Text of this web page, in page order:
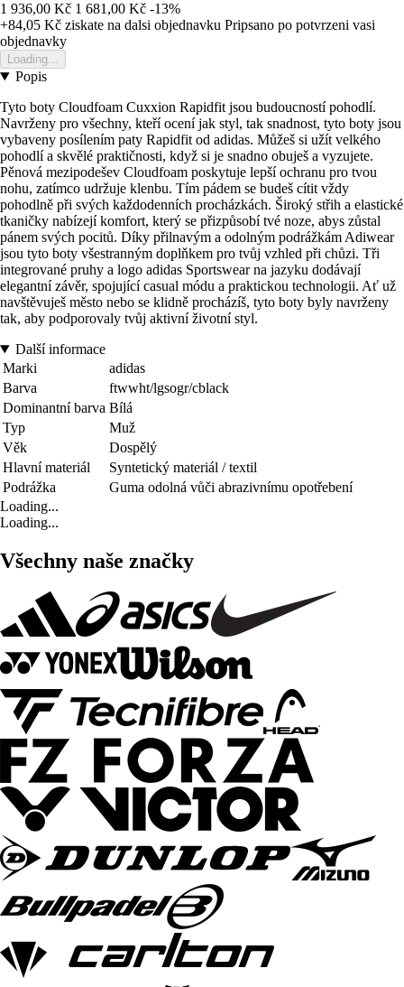
1 936,00 Kč 1 681,00 Kč -13%
+84,05 Kč ziskate na dalsi objednavku Pripsano po potvrzeni vasi
objednavky
Loading...
Popis
Tyto boty Cloudfoam Cuxxion Rapidfit jsou budoucností pohodlí.
Navrženy pro všechny, kteří ocení jak styl, tak snadnost, tyto boty jsou
vybaveny posílením paty Rapidfit od adidas. Můžeš si užít velkého
pohodlí a skvělé praktičnosti, když si je snadno obuješ a vyzujete.
Pěnová mezipodešev Cloudfoam poskytuje lepší ochranu pro tvou
nohu, zatímco udržuje klenbu. Tím pádem se budeš cítit vždy
pohodlně při svých každodenních procházkách. Široký střih a elastické
tkaničky nabízejí komfort, který se přizpůsobí tvé noze, abys zůstal
pánem svých pocitů. Díky přilnavým a odolným podrážkám Adiwear
jsou tyto boty všestranným doplňkem pro tvůj vzhled při chůzi. Tři
integrované pruhy a logo adidas Sportswear na jazyku dodávají
elegantní závěr, spojující casual módu a praktickou technologii. Ať už
navštěvuješ město nebo se klidně procházíš, tyto boty byly navrženy
tak, aby podporovaly tvůj aktivní životní styl.
Další informace
Marki
adidas
Barva
ftwwht/lgsogr/cblack
Dominantní barva Bílá
Typ
Muž
Věk
Dospělý
Hlavní materiál
Syntetický materiál / textil
Podrážka
Guma odolná vůči abrazivnímu opotřebení
Loading...
Loading...
Všechny naše značky